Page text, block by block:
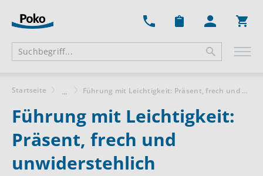
Startseite ... Führung mit Leichtigkeit: Präsent, frech und unwiderstehlich
Führung mit Leichtigkeit:
Präsent, frech und
unwiderstehlich